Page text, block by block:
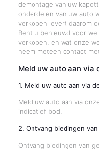
demontage van uw
onderdelen van uw auto
verkopen levert daarom
Bent u benieuwd voor
verkopen, en wat onze
neem meteen contact
Meld uw auto aan via
1. Meld uw auto aan via
Meld uw auto aan via
indicatief bod.
2. Ontvang biedingen
Ontvang biedingen van